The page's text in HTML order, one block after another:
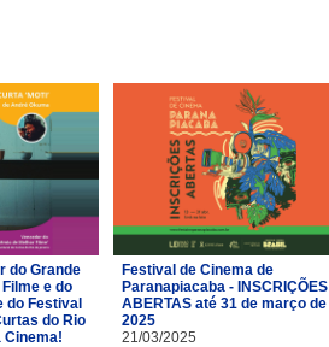
do Grande
e do
do Festival
do Rio
Cinema!
Festival de Cinema de
Paranapiacaba - INSCRIÇÕES
ABERTAS até 31 de março de
2025
21/03/2025